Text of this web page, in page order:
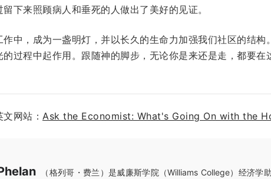
下来照顾病人和垂死的人做出了美好的见证。
中，成为一盏明灯，并以长久的生命力加强我们社区的结
过程中起作用。跟随神的脚步，无论你是来还是走，都要
网站： Ask the Economist: What's Going On with the
（格列哥・费兰）是威廉斯学院（Williams College）经济学